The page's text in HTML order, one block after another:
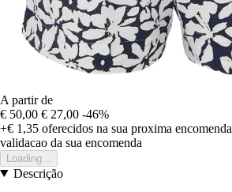
A partir de
€ 50,00 € 27,00 -46%
+€ 1,35 oferecidos na sua proxima encomenda
validacao da sua encomenda
Loading...
Descrição